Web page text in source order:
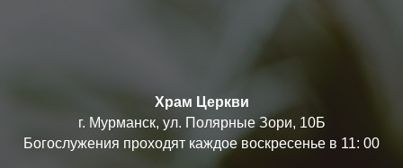
Храм Церкви
г. Мурманск, ул. Полярные Зори, 10Б
Богослужения проходят каждое воскресенье в 11: 00